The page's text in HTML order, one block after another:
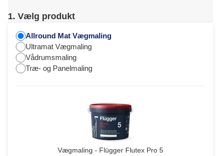
1. Vælg produkt
Allround Mat Vægmaling
Ultramat Vægmaling
Vådrumsmaling
Træ- og Panelmaling
Vægmaling - Flügger Flutex Pro 5